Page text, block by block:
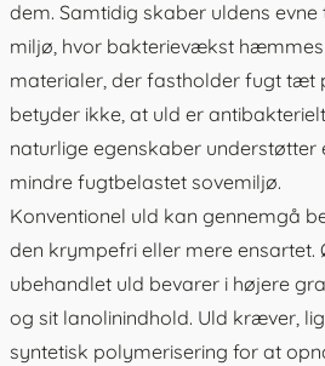
dem. Samtidig skaber uldens
miljø, hvor bakterievækst
materialer, der fastholder fugt tæt
betyder ikke, at uld er
naturlige egenskaber understøtter
mindre fugtbelastet sovemiljø.
Konventionel uld kan gennemgå
den krympefri eller mere
ubehandlet uld bevarer i højere
og sit lanolinindhold. Uld kræver,
syntetisk polymerisering for at